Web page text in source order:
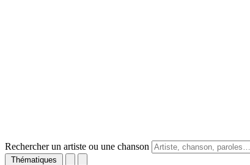
Rechercher un artiste ou une chanson
Thématiques